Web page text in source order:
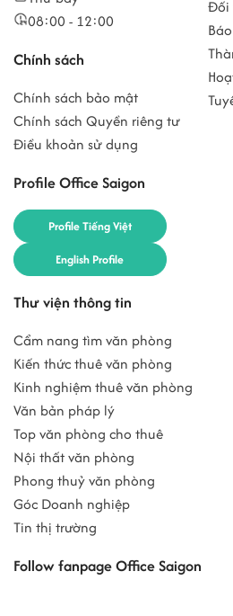
08:00 - 12:00
Chính sách
Chính sách bảo mật
Chính sách Quyền riêng tư
Điều khoản sử dụng
Profile Office Saigon
Profile Tiếng Việt
English Profile
Đối
Thư viện thông tin
Cẩm nang tìm văn phòng
Kiến thức thuê văn phòng
Kinh nghiệm thuê văn phòng
Văn bản pháp lý
Top văn phòng cho thuê
Nội thất văn phòng
Phong thuỷ văn phòng
Góc Doanh nghiệp
Tin thị trường
Follow fanpage Office Saigon